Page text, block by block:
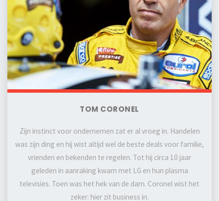
TOM CORONEL
Zijn instinct voor ondernemen zat er al vroeg in. Handelen
was zijn ding en hij wist altijd wel de beste deals voor familie,
vrienden en bekenden te regelen. Tot hij circa 10 jaar
geleden in aanraking kwam met LG en hun plasma
televisies. Toen was het hek van de dam. Coronel wist het
zeker: hier zit business in.